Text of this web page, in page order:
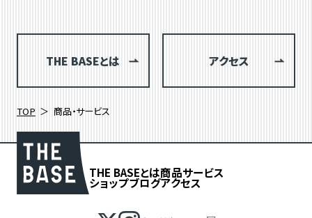
THE BASEとは アクセス
TOP 商品・サービス
THE BASEとは商品サービス
ショップブログアクセス